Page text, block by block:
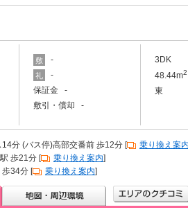
敷 -
礼
-
保証金 -
敷引・償却 -
3DK
48.44m2
東
14分 (バス停)高部交番前 歩12分 [
乗り換え案
歩21分 [
乗り換え案内]
歩34分 [
乗り換え案内]